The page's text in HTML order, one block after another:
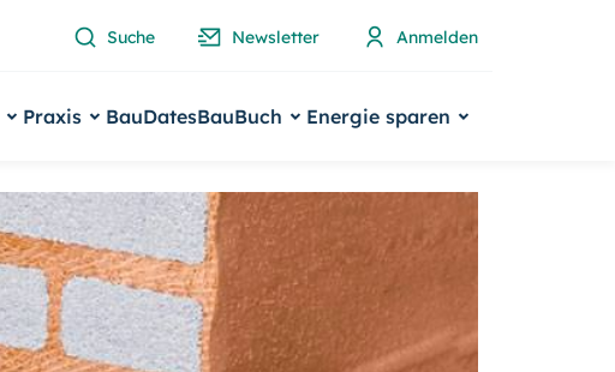
Suche Newsletter Anmelden
Praxis BauDatesBauBuch Energie sparen